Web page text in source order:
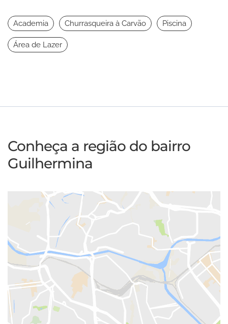
Academia Churrasqueira à Carvão Piscina
Área de Lazer
Conheça a região do bairro
Guilhermina